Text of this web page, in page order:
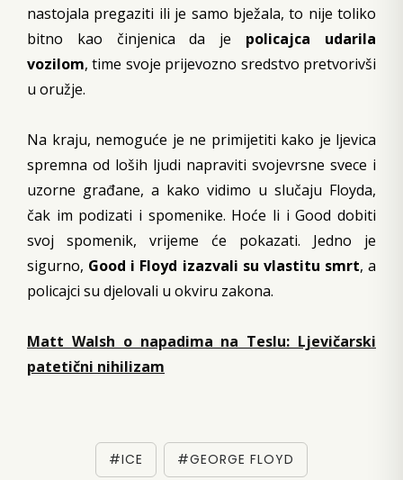
nastojala pregaziti ili je samo bježala, to nije toliko
bitno kao činjenica da je policajca udarila
vozilom, time svoje prijevozno sredstvo pretvorivši
u oružje.
Na kraju, nemoguće je ne primijetiti kako je ljevica
spremna od loših ljudi napraviti svojevrsne svece i
uzorne građane, a kako vidimo u slučaju Floyda,
čak im podizati i spomenike. Hoće li i Good dobiti
svoj spomenik, vrijeme će pokazati. Jedno je
sigurno, Good i Floyd izazvali su vlastitu smrt, a
policajci su djelovali u okviru zakona.
Matt Walsh o napadima na Teslu: Ljevičarski
patetični nihilizam
#ICE #GEORGE FLOYD